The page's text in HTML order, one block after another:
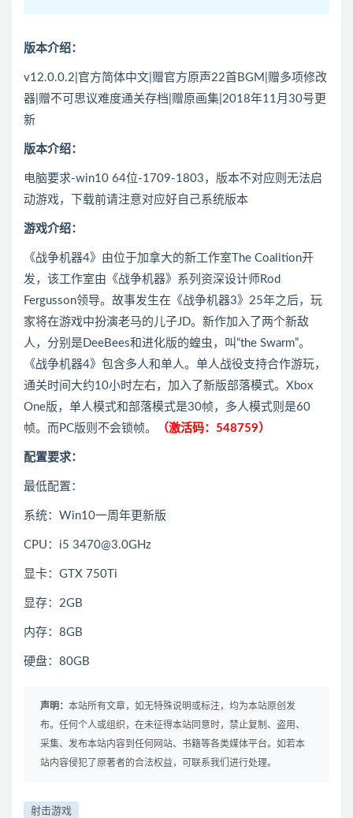
版本介绍：
v12.0.0.2|官方简体中文|赠官方原声22首BGM|赠多项修改
器|赠不可思议难度通关存档|赠原画集|2018年11月30号更
新
版本介绍：
电脑要求-win10 64位-1709-1803，版本不对应则无法启
动游戏，下载前请注意对应好自己系统版本
游戏介绍：
《战争机器4》由位于加拿大的新工作室The Coalition开
发，该工作室由《战争机器》系列资深设计师Rod
Fergusson领导。故事发生在《战争机器3》25年之后，玩
家将在游戏中扮演老马的儿子JD。新作加入了两个新敌
人，分别是DeeBees和进化版的蝗虫，叫“the Swarm”。
《战争机器4》包含多人和单人。单人战役支持合作游玩，
通关时间大约10小时左右，加入了新版部落模式。Xbox
One版，单人模式和部落模式是30帧，多人模式则是60
帧。而PC版则不会锁帧。
（激活码：548759）
配置要求：
最低配置：
系统：Win10一周年更新版
CPU：i5 3470@3.0GHz
显卡：GTX 750Ti
显存：2GB
内存：8GB
硬盘：80GB
声明： 本站所有文章，如无特殊说明或标注，均为本站原创发
布。任何个人或组织，在未征得本站同意时，禁止复制、盗用、
采集、发布本站内容到任何网站、书籍等各类媒体平台。如若本
站内容侵犯了原著者的合法权益，可联系我们进行处理。
射击游戏